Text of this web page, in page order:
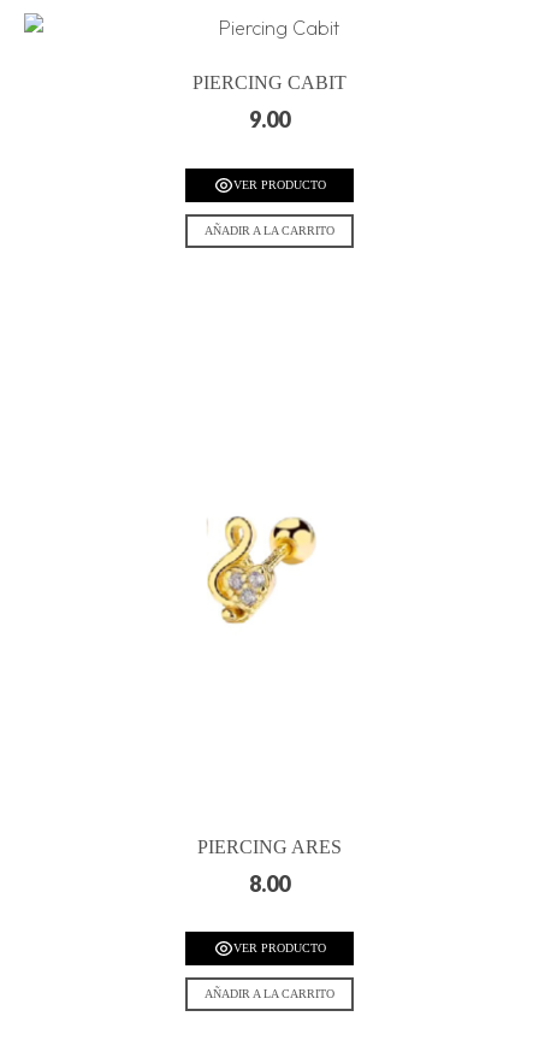
PIERCING CABIT
9.00
VER PRODUCTO
AÑADIR A LA CARRITO
PIERCING ARES
8.00
VER PRODUCTO
AÑADIR A LA CARRITO